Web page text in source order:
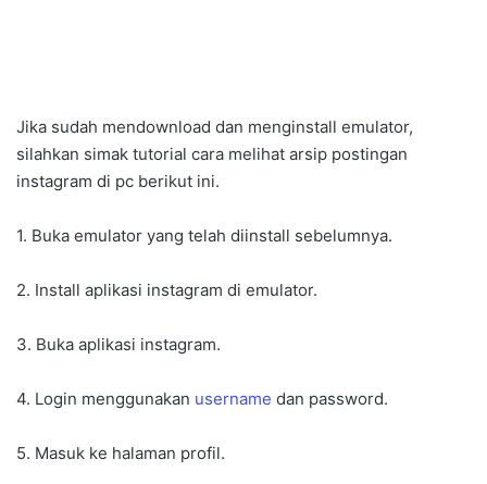
Jika sudah mendownload dan menginstall emulator,
silahkan simak tutorial cara melihat arsip postingan
instagram di pc berikut ini.
1. Buka emulator yang telah diinstall sebelumnya.
2. Install aplikasi instagram di emulator.
3. Buka aplikasi instagram.
4. Login menggunakan username dan password.
5. Masuk ke halaman profil.